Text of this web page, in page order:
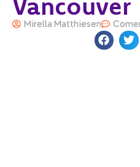
Mirella Matthiesen